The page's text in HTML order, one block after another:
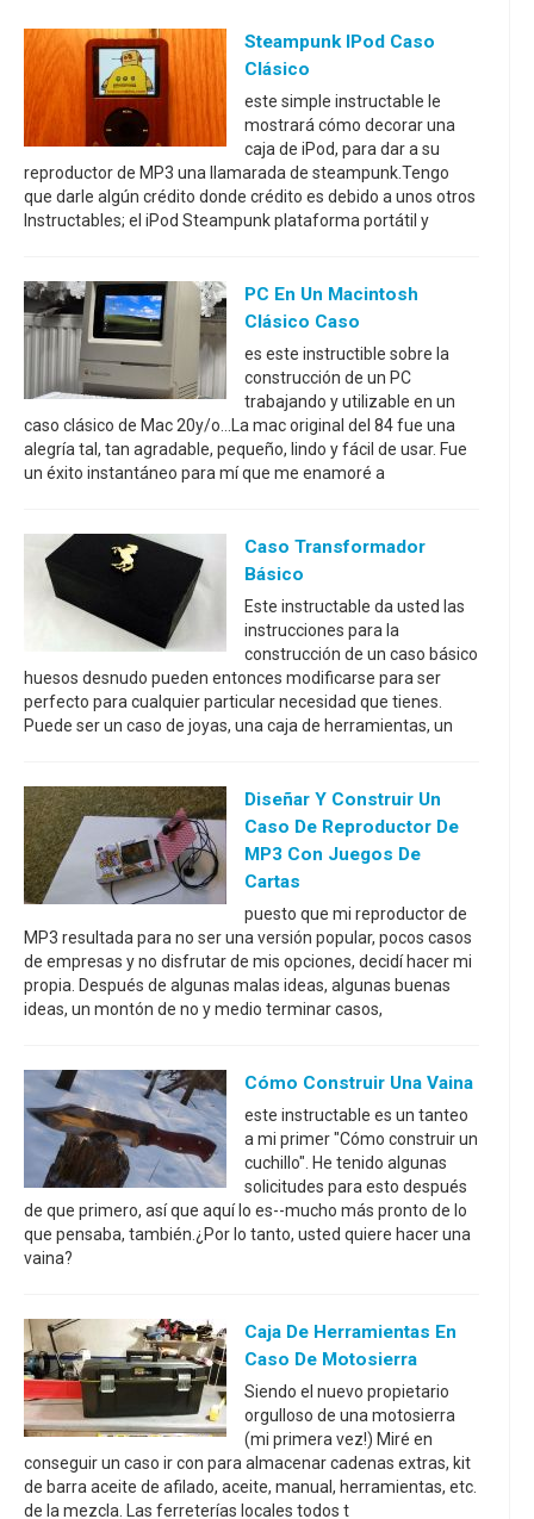
Steampunk IPod Caso
Clásico
este simple instructable le
mostrará cómo decorar una
caja de iPod, para dar a su
reproductor de MP3 una llamarada de steampunk.Tengo
que darle algún crédito donde crédito es debido a unos otros
Instructables; el iPod Steampunk plataforma portátil y
PC En Un Macintosh
Clásico Caso
es este instructible sobre la
construcción de un PC
trabajando y utilizable en un
caso clásico de Mac 20y/o...La mac original del 84 fue una
alegría tal, tan agradable, pequeño, lindo y fácil de usar. Fue
un éxito instantáneo para mí que me enamoré a
Caso Transformador
Básico
Este instructable da usted las
instrucciones para la
construcción de un caso básico
huesos desnudo pueden entonces modificarse para ser
perfecto para cualquier particular necesidad que tienes.
Puede ser un caso de joyas, una caja de herramientas, un
Diseñar Y Construir Un
Caso De Reproductor De
MP3 Con Juegos De
Cartas
puesto que mi reproductor de
MP3 resultada para no ser una versión popular, pocos casos
de empresas y no disfrutar de mis opciones, decidí hacer mi
propia. Después de algunas malas ideas, algunas buenas
ideas, un montón de no y medio terminar casos,
Cómo Construir Una Vaina
este instructable es un tanteo
a mi primer "Cómo construir un
cuchillo". He tenido algunas
solicitudes para esto después
de que primero, así que aquí lo es--mucho más pronto de lo
que pensaba, también.¿Por lo tanto, usted quiere hacer una
vaina?
Caja De Herramientas En
Caso De Motosierra
Siendo el nuevo propietario
orgulloso de una motosierra
(mi primera vez!) Miré en
conseguir un caso ir con para almacenar cadenas extras, kit
de barra aceite de afilado, aceite, manual, herramientas, etc.
de la mezcla. Las ferreterías locales todos t